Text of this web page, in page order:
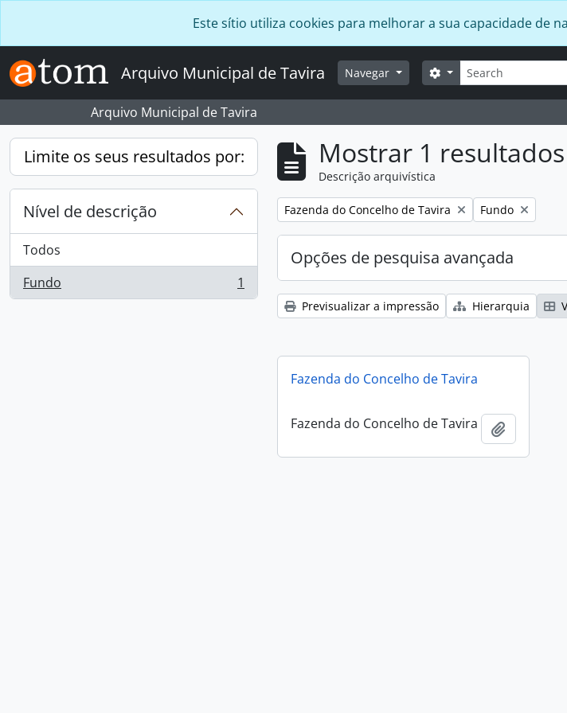
Este sítio utiliza cookies para melhorar a sua capacidade de
Arquivo Municipal de Tavira Navegar Pesquisar
Opções de busca
Arquivo Municipal de Tavira
Limite os seus resultados por:
Nível de descrição
Todos
Fundo
, 1 resultados 1
Mostrar 1 resultados
Descrição arquivística
Remover filtro:
Fazenda do Concelho de Tavira Remover filtro:
Fundo
Opções de pesquisa avançada
Previsualizar a impressão Hierarquia
Fazenda do Concelho de Tavira
Fazenda do Concelho de Tavira